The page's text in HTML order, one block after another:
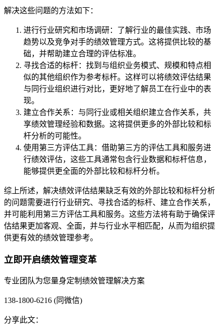
解决这些问题的方法如下：
进行行业研究和市场调研：了解行业的最佳实践、市场
趋势以及竞争对手的绩效管理方式。这将提供比较的基
础，并帮助建立合理的评估标准。
寻找合适的标杆：找到与组织业务模式、规模和特点相
似的其他组织作为参考标杆。这样可以将绩效评估结果
与同行业组织进行对比，更好地了解员工在行业中的表
现。
建立合作关系：与同行业或相关组织建立合作关系，共
享绩效管理经验和数据。这将提供更多的外部比较和标
杆分析的可能性。
使用第三方评估工具：借助第三方的评估工具和服务进
行绩效评估，这些工具通常包含行业数据和标杆信息，
能够提供更全面的外部比较和标杆分析。
综上所述，解决绩效评估结果缺乏有效的外部比较和标杆分析
的问题需要进行行业研究、寻找合适的标杆、建立合作关系，
并可能利用第三方评估工具和服务。这些方法将有助于确保评
估结果更加客观、全面，并与行业水平相匹配，从而为组织提
供更有效的绩效管理参考。
立即开启绩效管理变革
专业团队为您量身定制绩效管理解决方案
138-1800-6216 (同微信)
分享此文：